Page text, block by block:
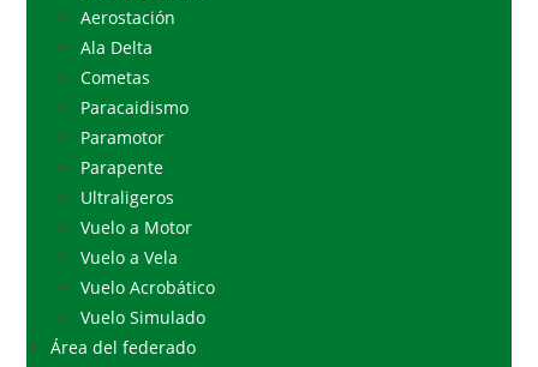
Aerostación
Ala Delta
Cometas
Paracaidismo
Paramotor
Parapente
Ultraligeros
Vuelo a Motor
Vuelo a Vela
Vuelo Acrobático
Vuelo Simulado
Área del federado